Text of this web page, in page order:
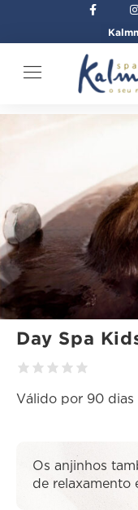
Início → Day
Day Spa
Válido por 90 dias
Os anjinhos
de relaxamento